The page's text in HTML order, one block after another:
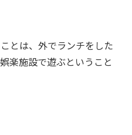
とは、外でランチをした
楽施設で遊ぶということ